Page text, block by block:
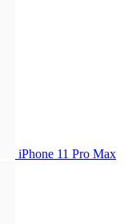
iPhone 11 Pro Max